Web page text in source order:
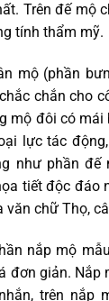
Trên đế mộ
tính thẩm mỹ.
mộ (phần
chắn cho
mộ đôi có mái
lực tác
như phần đế
tiết độc đáo
văn chữ Thọ,
nắp mộ
đơn giản.
trên nắp